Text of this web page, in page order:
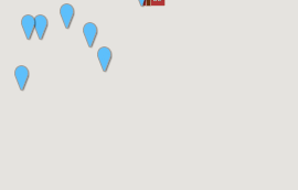
Boende på Skogslund